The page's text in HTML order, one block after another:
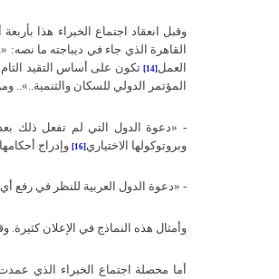
وقبل انعقاد اجتماع الخبراء هذا
القاهرة الذي جاء في ديباجته ما نصه: «
العمل [14] تكون على أساس التقيد التام
المؤتمر الدولي للسكان والتنمية..»..
- «دعوة الدول التي لم تفعل ذلك
وبروتوكولها الاختياري [16] وإدراج
- «دعوة الدول العربية للنظر في رفع
وأمثال هذه النماذج في الإعلان كثيرة
أما محصلة اجتماع الخبراء الذي